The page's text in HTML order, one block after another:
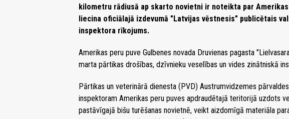
kilometru rādiusā ap skarto novietni ir noteikta par
liecina oficiālajā izdevumā "Latvijas vēstnesis" publicētais
inspektora rīkojums.
Amerikas peru puve Gulbenes novada Druvienas pagasta
marta pārtikas drošības, dzīvnieku veselības un vides zinātniskā
Pārtikas un veterinārā dienesta (PVD) Austrumvidzemes
inspektoram Amerikas peru puves apdraudētajā teritorijā uzdots
pastāvīgajā bišu turēšanas novietnē, veikt aizdomīgā materiāla